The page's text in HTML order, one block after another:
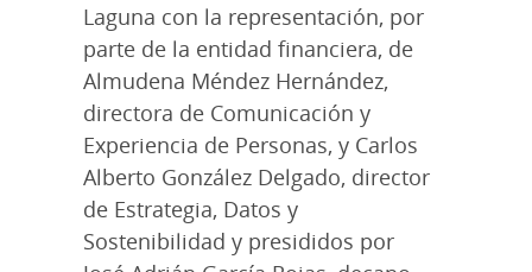
Laguna con la representación, por
parte de la entidad financiera, de
Almudena Méndez Hernández,
directora de Comunicación y
Experiencia de Personas, y Carlos
Alberto González Delgado, director
de Estrategia, Datos y
Sostenibilidad y presididos por